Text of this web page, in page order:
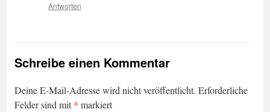
Antworten
Schreibe einen Kommentar
Deine E-Mail-Adresse wird nicht veröffentlicht. Erforderliche
Felder sind mit* markiert